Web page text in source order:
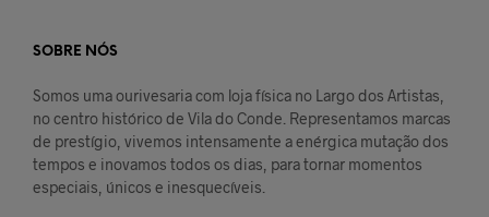
SOBRE NÓS
Somos uma ourivesaria com loja física no Largo dos Artistas,
no centro histórico de Vila do Conde. Representamos marcas
de prestígio, vivemos intensamente a enérgica mutação dos
tempos e inovamos todos os dias, para tornar momentos
especiais, únicos e inesquecíveis.